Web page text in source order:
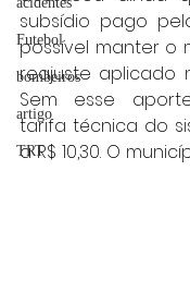
Futebol
bombeiros
artigo
TRT
subsídio pago
possível manter o
reajuste aplicado
Sem esse
tarifa técnica do
a R$ 10,30. O